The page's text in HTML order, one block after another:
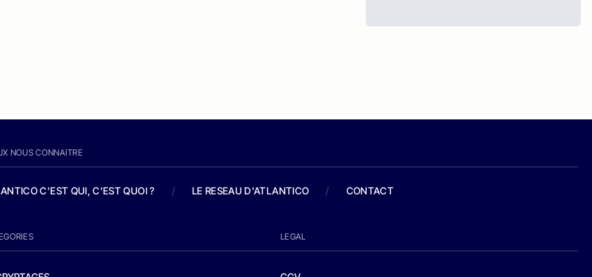
NOUS CONNAITRE
C'EST QUI, C'EST QUOI ? / LE RESEAU D'ATLANTICO / CONTACT
LEGAL